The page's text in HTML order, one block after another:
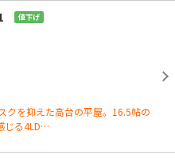
値下げ
クを抑えた高台の平屋。16.5帖の
じる4LD…